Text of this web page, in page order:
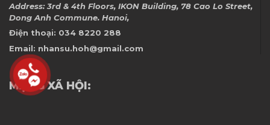
Address: 3rd & 4th Floors, IKON Building, 78 Cao Lo Street,
Dong Anh Commune. Hanoi,
Điện thoại: 034 8220 288
Email: nhansu.hoh@gmail.com
MẠNG XÃ HỘI: